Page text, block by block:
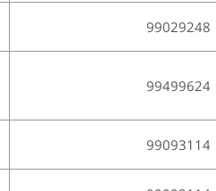
99029248
99499624
99093114